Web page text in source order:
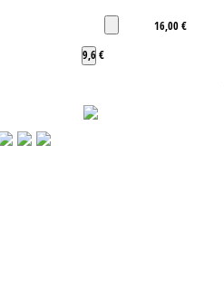
16,00 €
9,6 €